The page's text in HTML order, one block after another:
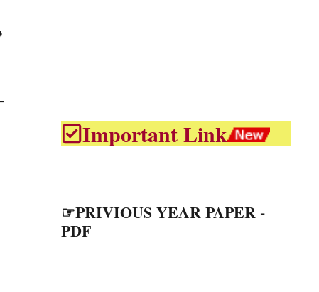
Important Link
☞PRIVIOUS YEAR PAPER -
PDF